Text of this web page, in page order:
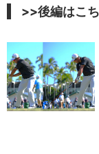
>>後編はこ